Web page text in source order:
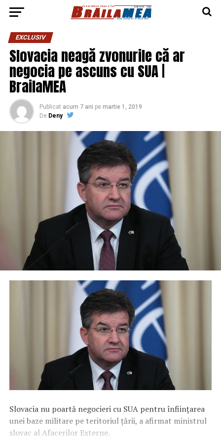
EXCLUSIV
Slovacia neagă zvonurile că ar
negocia pe ascuns cu SUA |
BrailaMEA
Publicat acum 7 ani pe martie 1, 2019
De Deny
Slovacia nu poartă negocieri cu SUA pentru înființarea
unei baze militare pe teritoriul țării, a afirmat ministrul
slovac al Afacerilor Externe.